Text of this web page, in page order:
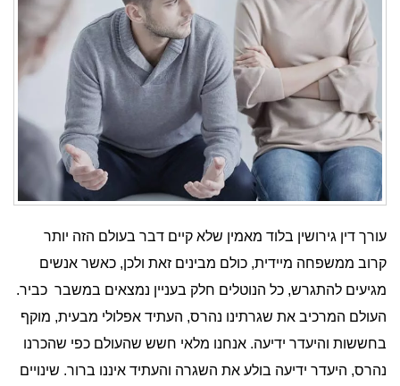
עורך דין גירושין בלוד מאמין שלא קיים דבר בעולם הזה יותר
קרוב ממשפחה מיידית, כולם מבינים זאת ולכן, כאשר אנשים
מגיעים להתגרש, כל הנוטלים חלק בעניין נמצאים במשבר כביר.
העולם המרכיב את שגרתינו נהרס, העתיד אפלולי מבעית, מוקף
בחששות והיעדר ידיעה. אנחנו מלאי חשש שהעולם כפי שהכרנו
נהרס, היעדר ידיעה בולע את השגרה והעתיד איננו ברור. שינויים